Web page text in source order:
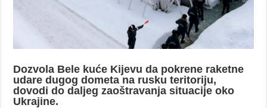
Dozvola Bele kuće Kijevu da pokrene raketne
udare dugog dometa na rusku teritoriju,
dovodi do daljeg zaoštravanja situacije oko
Ukrajine.